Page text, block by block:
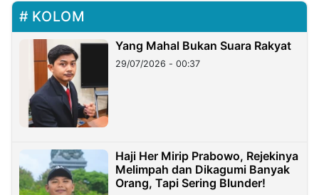
KOLOM
Yang Mahal Bukan Suara Rakyat
29/07/2026 - 00:37
Haji Her Mirip Prabowo, Rejekinya
Melimpah dan Dikagumi Banyak
Orang, Tapi Sering Blunder!